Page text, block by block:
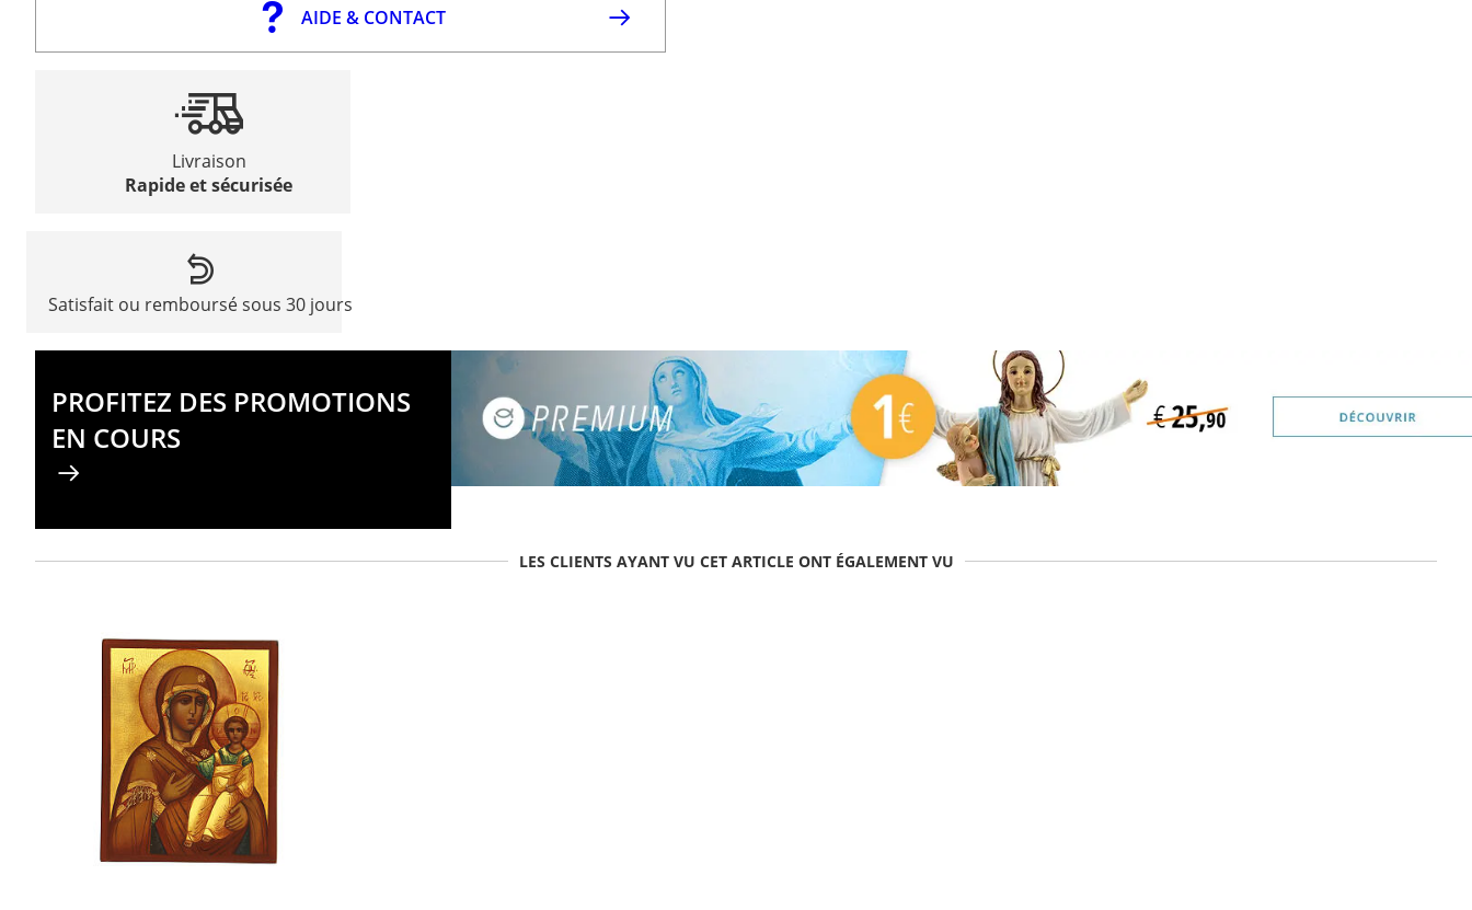
AIDE & CONTACT
Livraison
Rapide et sécurisée
Satisfait ou remboursé sous 30 jours
PROFITEZ DES PROMOTIONS
EN COURS
LES CLIENTS AYANT VU CET ARTICLE ONT ÉGALEMENT VU